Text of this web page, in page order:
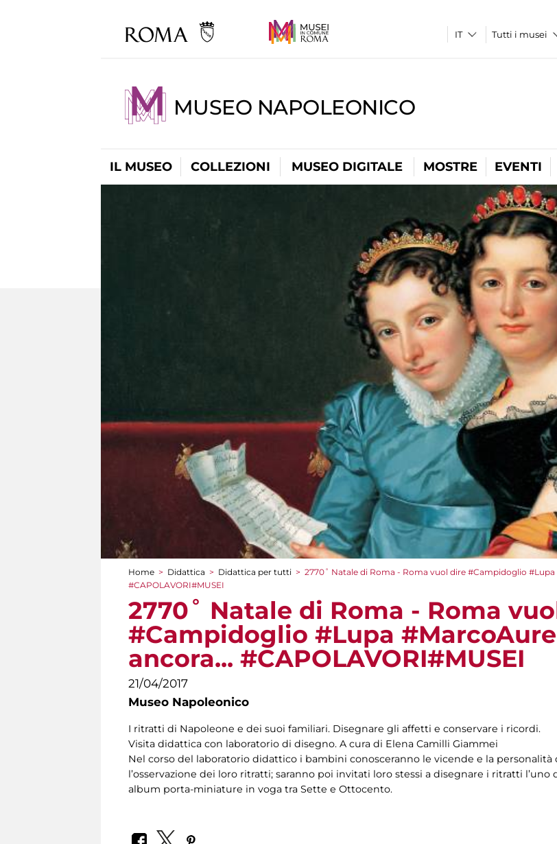
Tutti i musei
MUSEO NAPOLEONICO
IL MUSEO COLLEZIONI MUSEO DIGITALE MOSTRE EVENTI
Tu sei qui
Home > Didattica > Didattica per tutti > 2770˚ Natale di Roma - Roma vuol dire #Campidoglio
#CAPOLAVORI#MUSEI
2770˚ Natale di Roma - Roma
#Campidoglio #Lupa
ancora... #CAPOLAVORI#MUSEI
21/04/2017
Museo Napoleonico
I ritratti di Napoleone e dei suoi familiari. Disegnare gli affetti e conservare i ricordi.
Visita didattica con laboratorio di disegno. A cura di Elena Camilli Giammei
Nel corso del laboratorio didattico i bambini conosceranno le vicende e la
l’osservazione dei loro ritratti; saranno poi invitati loro stessi a disegnare i ritratti
album porta-miniature in voga tra Sette e Ottocento.